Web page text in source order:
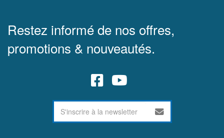
Restez informé de nos offres,
promotions & nouveautés.